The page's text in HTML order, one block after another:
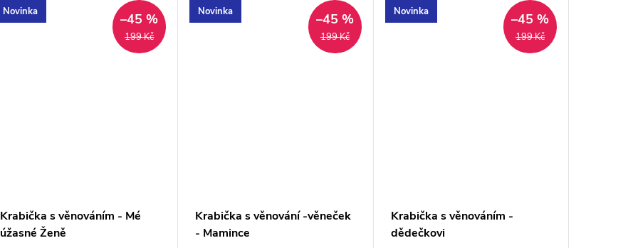
Novinka
199 Kč
–45 %
Krabička s věnováním - Mé
úžasné Ženě
Novinka
199 Kč
–45 %
Krabička s věnování -věneček
- Mamince
Novinka
199 Kč
–45 %
Krabička s věnováním -
dědečkovi